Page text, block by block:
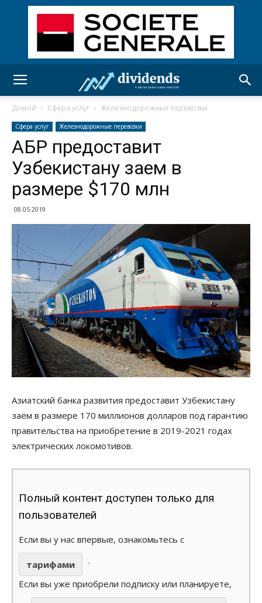
Домой Сфера услуг Железнодорожные перевозки
Сфера услуг Железнодорожные перевозки
АБР предоставит
Узбекистану заем в
размере $170 млн
08.05.2019
Азиатский банка развития предоставит Узбекистану
заём в размере 170 миллионов долларов под гарантию
правительства на приобретение в 2019-2021 годах
электрических локомотивов.
Полный контент доступен только для
пользователей
Если вы у нас впервые, ознакомьтесь с
тарифами
.
Если вы уже приобрели подписку или планируете,